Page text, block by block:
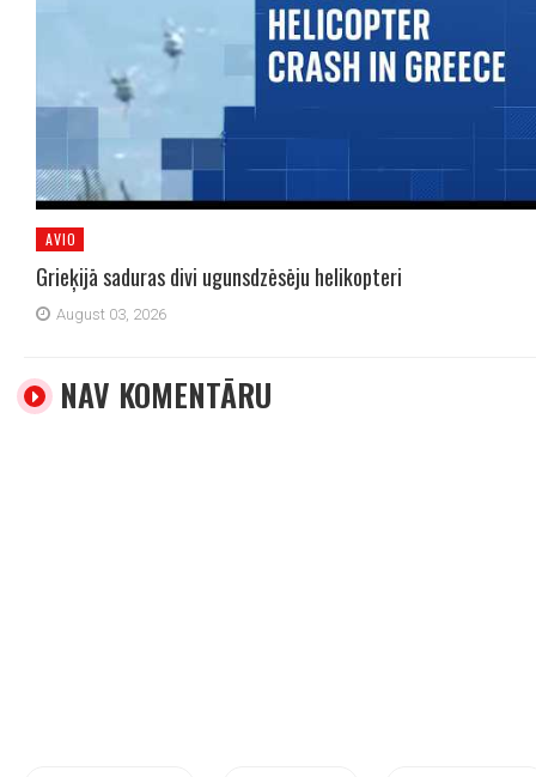
AVIO
Grieķijā saduras divi ugunsdzēsēju helikopteri
August 03, 2026
NAV KOMENTĀRU